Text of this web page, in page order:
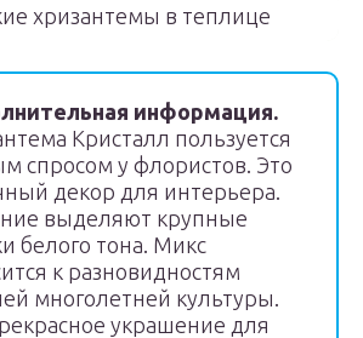
хризантемы в теплице
информация.
Кристалл пользуется
спросом у флористов. Это
декор для интерьера.
выделяют крупные
белого тона. Микс
к разновидностям
многолетней культуры.
украшение для